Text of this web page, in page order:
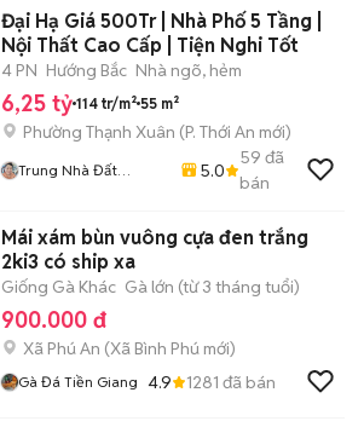
Đại Hạ Giá 500Tr | Nhà Phố 5 Tầng |
Nội Thất Cao Cấp | Tiện Nghi Tốt
4 PN Hướng Bắc Nhà ngõ, hẻm
6,25 tỷ 114 tr/m² 55 m²
Phường Thạnh Xuân (P. Thới An mới)
Trung Nhà Đất
5.0
59 đã
bán
Mái xám bùn vuông cựa đen trắng
2ki3 có ship xa
Giống Gà Khác Gà lớn (từ 3 tháng tuổi)
900.000 đ
Xã Phú An (Xã Bình Phú mới)
Gà Đá Tiền Giang 4.9 1281 đã bán